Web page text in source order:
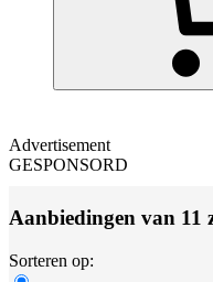
Advertisement
GESPONSORD
Aanbiedingen van 11
Sorteren op: